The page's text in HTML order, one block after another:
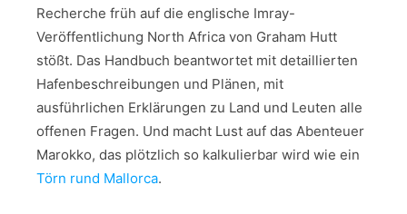
Recherche früh auf die englische Imray-
Veröffentlichung North Africa von Graham Hutt
stößt. Das Handbuch beantwortet mit detaillierten
Hafenbeschreibungen und Plänen, mit
ausführlichen Erklärungen zu Land und Leuten alle
offenen Fragen. Und macht Lust auf das Abenteuer
Marokko, das plötzlich so kalkulierbar wird wie ein
Törn rund Mallorca.